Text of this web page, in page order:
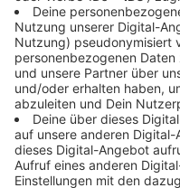
Immer